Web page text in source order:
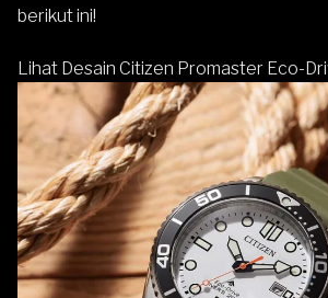
berikut ini!
Lihat Desain Citizen Promaster Eco-